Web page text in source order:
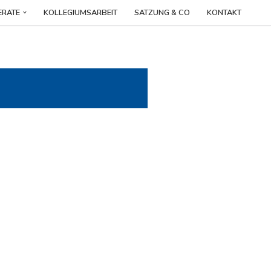
KOLLEGIUMSARBEIT SATZUNG & CO KONTAKT